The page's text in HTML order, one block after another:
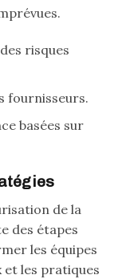
risques
fournisseurs.
basées sur
de la
des étapes
les équipes
et les pratiques